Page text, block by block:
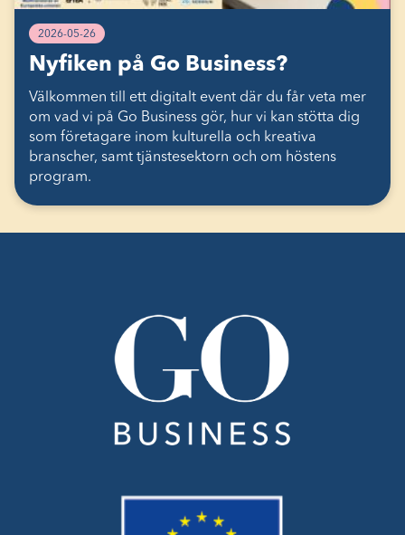
2026-05-26
Nyfiken på Go Business?
Välkommen till ett digitalt event där du får veta mer
om vad vi på Go Business gör, hur vi kan stötta dig
som företagare inom kulturella och kreativa
branscher, samt tjänstesektorn och om höstens
program.